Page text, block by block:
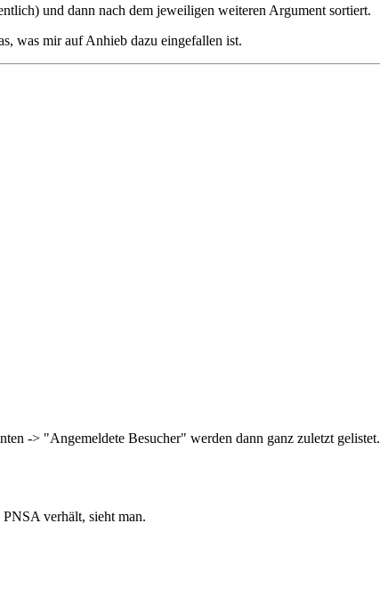
und dann nach dem jeweiligen weiteren Argument sortiert.
was mir auf Anhieb dazu eingefallen ist.
-> "Angemeldete Besucher" werden dann ganz zuletzt gelistet.
verhält, sieht man.